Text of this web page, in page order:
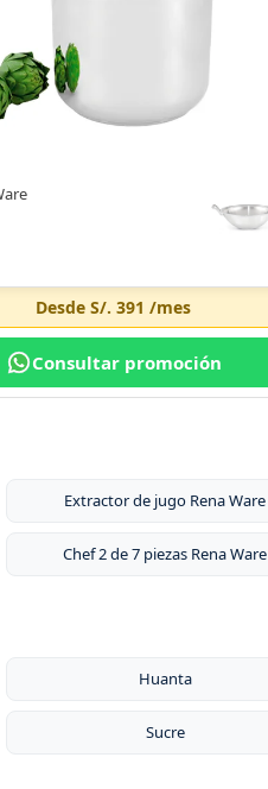
DesdeS/. 391 /mes
Consultar promoción
Extractor de jugo Rena Ware
Chef 2 de 7 piezas Rena Ware
Huanta
Sucre